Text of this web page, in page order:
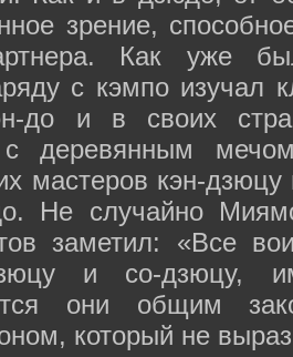
зрение,
Как уже
с кэмпо изучал
до и в своих
с деревянным
мастеров кэн-
Не случайно
заметил: «Все
и со-дзюцу,
они общим
который не